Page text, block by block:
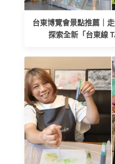
台東博覽會景點推薦｜
探索全新「台東線